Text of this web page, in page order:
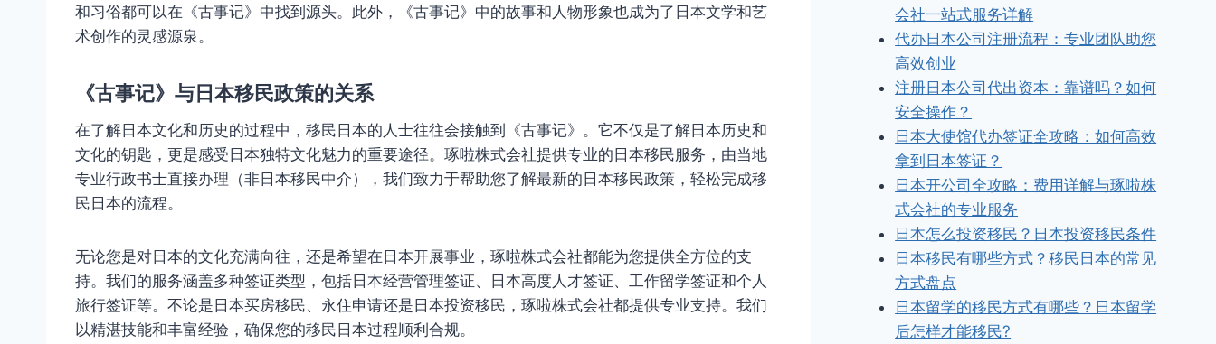
和习俗都可以在《古事记》中找到源头。此外，《古事记》中的故事和人物形象也成为了日本文学和艺
术创作的灵感源泉。
《古事记》与日本移民政策的关系
在了解日本文化和历史的过程中，移民日本的人士往往会接触到《古事记》。它不仅是了解日本历史和
文化的钥匙，更是感受日本独特文化魅力的重要途径。琢啦株式会社提供专业的日本移民服务，由当地
专业行政书士直接办理（非日本移民中介），我们致力于帮助您了解最新的日本移民政策，轻松完成移
民日本的流程。
无论您是对日本的文化充满向往，还是希望在日本开展事业，琢啦株式会社都能为您提供全方位的支
持。我们的服务涵盖多种签证类型，包括日本经营管理签证、日本高度人才签证、工作留学签证和个人
旅行签证等。不论是日本买房移民、永住申请还是日本投资移民，琢啦株式会社都提供专业支持。我们
以精湛技能和丰富经验，确保您的移民日本过程顺利合规。
会社一站式服务详解
代办日本公司注册流程：专业团队助您
高效创业
注册日本公司代出资本：靠谱吗？如何
安全操作？
日本大使馆代办签证全攻略：如何高效
拿到日本签证？
日本开公司全攻略：费用详解与琢啦株
式会社的专业服务
日本怎么投资移民？日本投资移民条件
日本移民有哪些方式？移民日本的常见
方式盘点
日本留学的移民方式有哪些？日本留学
后怎样才能移民?